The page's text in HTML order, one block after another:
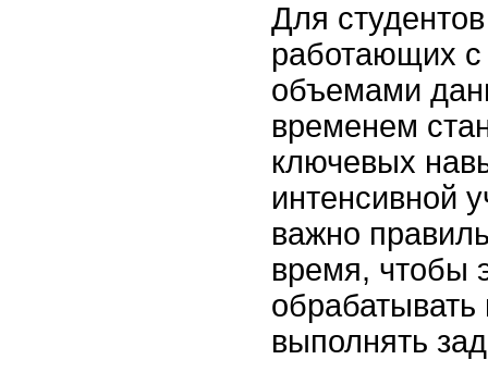
Для
работающих
объемами
временем
ключевых
интенсивной
важно
время, чтобы
выполнять